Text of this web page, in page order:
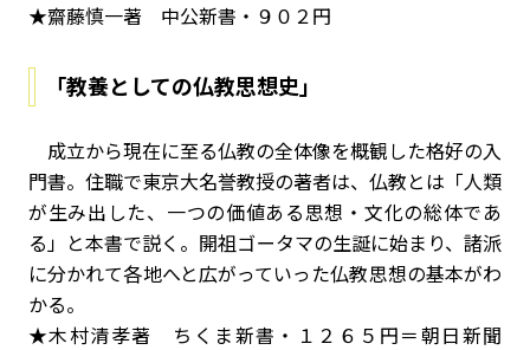
★齋藤慎一著 中公新書・９０２円
「教養としての仏教思想史」
成立から現在に至る仏教の全体像を概観した格好の入
門書。住職で東京大名誉教授の著者は、仏教とは「人類
が生み出した、一つの価値ある思想・文化の総体であ
る」と本書で説く。開祖ゴータマの生誕に始まり、諸派
に分かれて各地へと広がっていった仏教思想の基本がわ
かる。
★木村清孝著 ちくま新書・１２６５円＝朝日新聞